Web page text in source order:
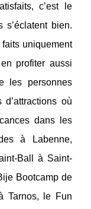
c’est le
s’éclatent bien.
uniquement
profiter aussi
les personnes
où
dans les
à Labenne,
Ball à Saint-
Bootcamp de
Tarnos, le Fun